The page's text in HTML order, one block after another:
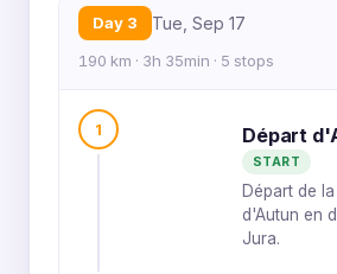
Day 3 Tue, Sep 17
190 km · 3h 35min · 5 stops
1 Départ
START
Départ de
d'Autun en
Jura.